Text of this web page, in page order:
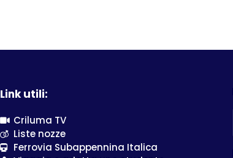
Link utili:
Criluma TV
Liste nozze
Ferrovia Subappennina Italica